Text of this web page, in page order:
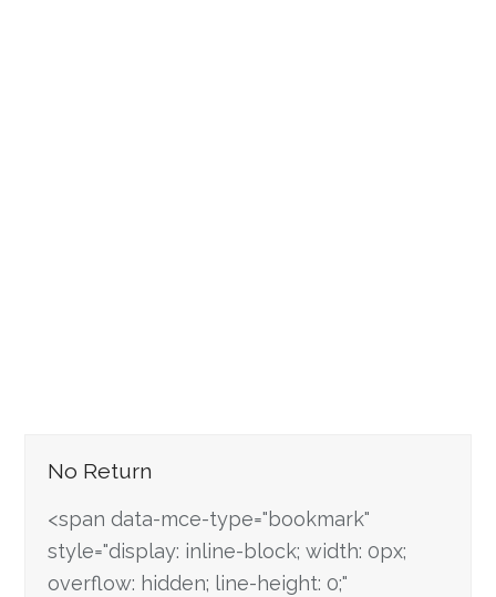
No Return
<span data-mce-type="bookmark"
style="display: inline-block; width: 0px;
overflow: hidden; line-height: 0;"